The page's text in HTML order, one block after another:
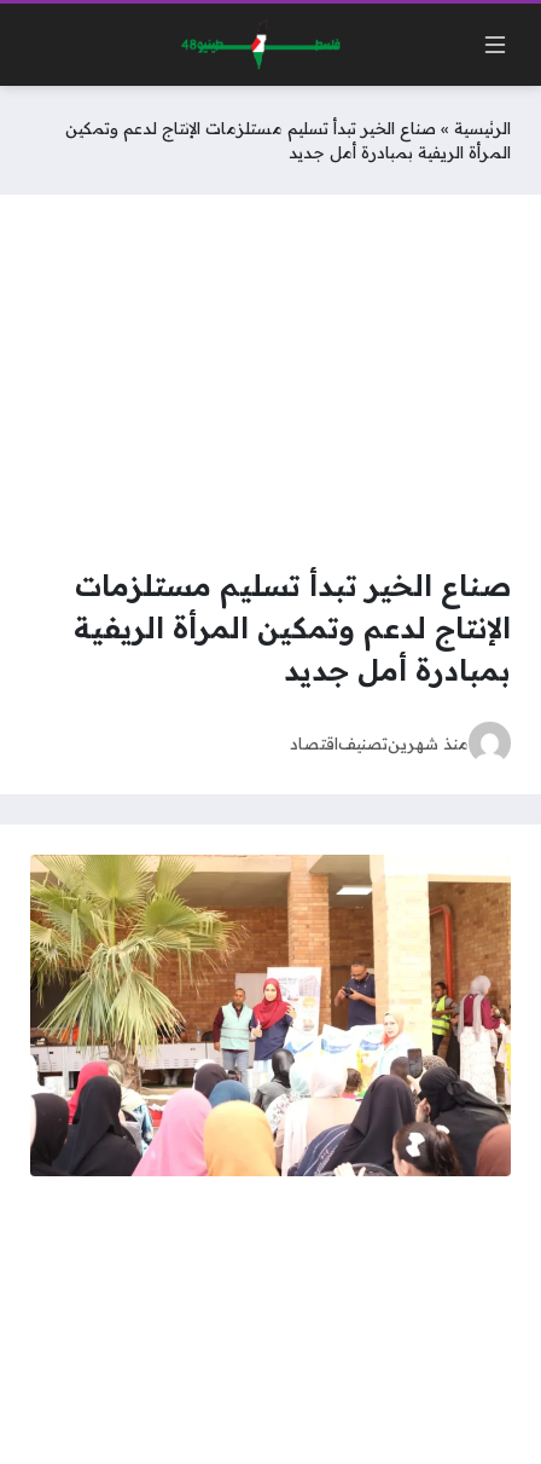
الرئيسية » صناع الخير تبدأ تسليم مستلزمات الإنتاج لدعم وتمكين
المرأة الريفية بمبادرة أمل جديد
صناع الخير تبدأ تسليم مستلزمات
الإنتاج لدعم وتمكين المرأة الريفية
بمبادرة أمل جديد
منذ شهرينتصنيفاقتصاد